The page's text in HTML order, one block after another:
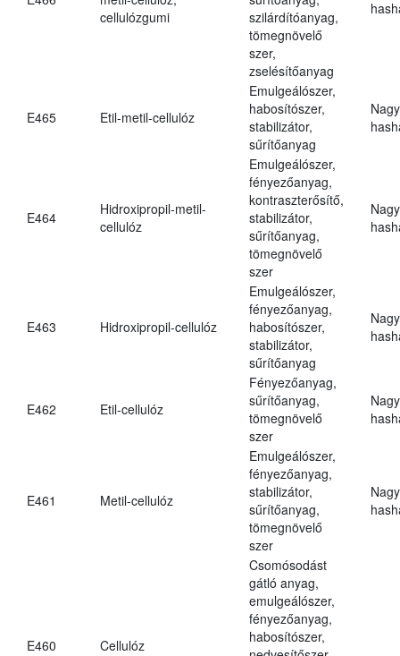
cellulózgumi
szilárdítóanyag,
tömegnövelő
szer,
zselésítőanyag
E465 Etil-metil-cellulóz
Emulgeálószer,
habosítószer,
stabilizátor,
sűrítőanyag
E464
Hidroxipropil-metil-
cellulóz
Emulgeálószer,
fényezőanyag,
kontraszterősítő,
stabilizátor,
sűrítőanyag,
tömegnövelő
szer
E463 Hidroxipropil-cellulóz
Emulgeálószer,
fényezőanyag,
habosítószer,
stabilizátor,
sűrítőanyag
E462 Etil-cellulóz
Fényezőanyag,
sűrítőanyag,
tömegnövelő
szer
E461 Metil-cellulóz
Emulgeálószer,
fényezőanyag,
stabilizátor,
sűrítőanyag,
tömegnövelő
szer
E460 Cellulóz
Csomósodást
gátló anyag,
emulgeálószer,
fényezőanyag,
habosítószer,